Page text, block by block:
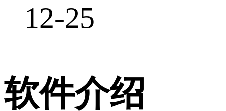
12-25
软件介绍